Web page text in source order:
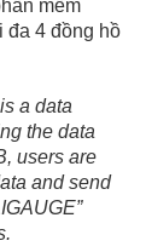
mềm
đa 4 đồng hồ
a data
the data
users are
and send